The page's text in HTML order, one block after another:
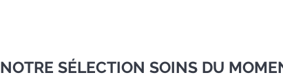
NOTRE SÉLECTION SOINS DU